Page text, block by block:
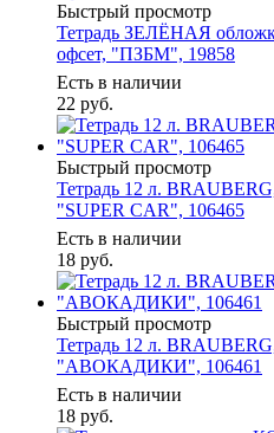
Быстрый просмотр
Тетрадь ЗЕЛЁНАЯ
офсет, "ПЗБМ", 19858
Есть в наличии
22 руб.
Быстрый просмотр
Тетрадь 12 л.
"SUPER CAR", 106465
Есть в наличии
18 руб.
Быстрый просмотр
Тетрадь 12 л.
"АВОКАДИКИ", 106461
Есть в наличии
18 руб.